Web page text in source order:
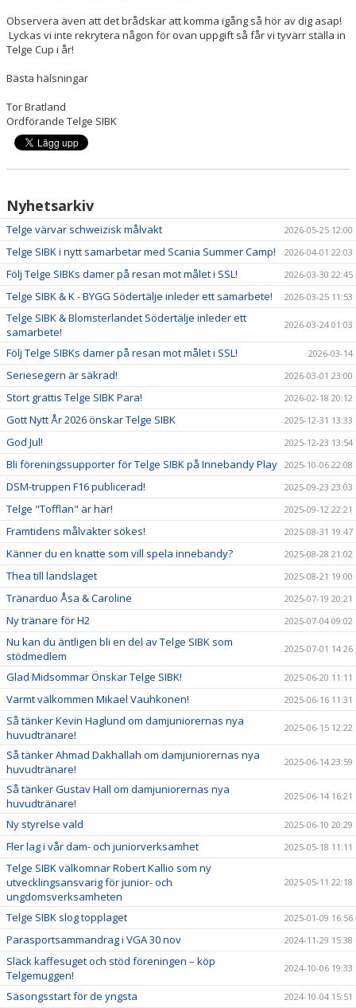
Observera även att det brådskar att komma igång så hör av dig asap!
Lyckas vi inte rekrytera någon för ovan uppgift så får vi tyvärr ställa in
Telge Cup i år!
Bästa hälsningar
Tor Bratland
Ordförande Telge SIBK
Nyhetsarkiv
Telge värvar schweizisk målvakt 2026-05-25 12:00
Telge SIBK i nytt samarbetar med Scania Summer Camp! 2026-04-01 22:03
Följ Telge SIBKs damer på resan mot målet i SSL! 2026-03-30 22:45
Telge SIBK & K - BYGG Södertälje inleder ett samarbete! 2026-03-25 11:53
Telge SIBK & Blomsterlandet Södertälje inleder ett
samarbete!
2026-03-24 01:03
Följ Telge SIBKs damer på resan mot målet i SSL! 2026-03-14
Seriesegern är säkrad! 2026-03-01 23:00
Stort grattis Telge SIBK Para! 2026-02-18 20:12
Gott Nytt År 2026 önskar Telge SIBK 2025-12-31 13:33
God Jul! 2025-12-23 13:54
Bli föreningssupporter för Telge SIBK på Innebandy Play 2025-10-06 22:08
DSM-truppen F16 publicerad! 2025-09-23 23:03
Telge "Tofflan" är här! 2025-09-12 22:21
Framtidens målvakter sökes! 2025-08-31 19:47
Känner du en knatte som vill spela innebandy? 2025-08-28 21:02
Thea till landslaget 2025-08-21 19:00
Tränarduo Åsa & Caroline 2025-07-19 20:21
Ny tränare för H2 2025-07-04 09:02
Nu kan du äntligen bli en del av Telge SIBK som
stödmedlem
2025-07-01 14:26
Glad Midsommar Önskar Telge SIBK! 2025-06-20 11:11
Varmt välkommen Mikael Vauhkonen! 2025-06-16 11:31
Så tänker Kevin Haglund om damjuniorernas nya
huvudtränare!
2025-06-15 12:22
Så tänker Ahmad Dakhallah om damjuniorernas nya
huvudtränare!
2025-06-14 23:59
Så tänker Gustav Hall om damjuniorernas nya
huvudtränare!
2025-06-14 16:21
Ny styrelse vald 2025-06-10 20:29
Fler lag i vår dam- och juniorverksamhet 2025-05-18 11:11
Telge SIBK välkomnar Robert Kallio som ny
utvecklingsansvarig för junior- och
ungdomsverksamheten
2025-05-11 22:18
Telge SIBK slog topplaget 2025-01-09 16:56
Parasportsammandrag i VGA 30 nov 2024-11-29 15:38
Släck kaffesuget och stöd föreningen – köp
Telgemuggen!
2024-10-06 19:33
Säsongsstart för de yngsta 2024-10-04 15:51